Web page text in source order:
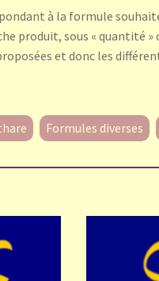
à la formule
produit, sous « quantité
et donc les
Formules diverses